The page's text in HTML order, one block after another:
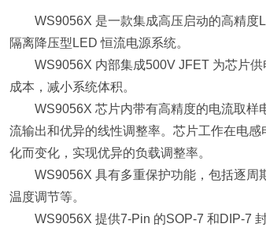
WS9056X 是一款集成高压启动的高精度
隔离降压型 LED 恒流电源系统。
WS9056X 内部集成500V JFET 为芯片
成本，减小系统体积。
WS9056X 芯片内带有高精度的电流取样
流输出和优异的线性调整率。芯片工作在电
化而变化，实现优异的负载调整率。
WS9056X 具有多重保护功能，包括逐周
温度调节等。
WS9056X 提供7-Pin 的SOP-7 和DIP-7